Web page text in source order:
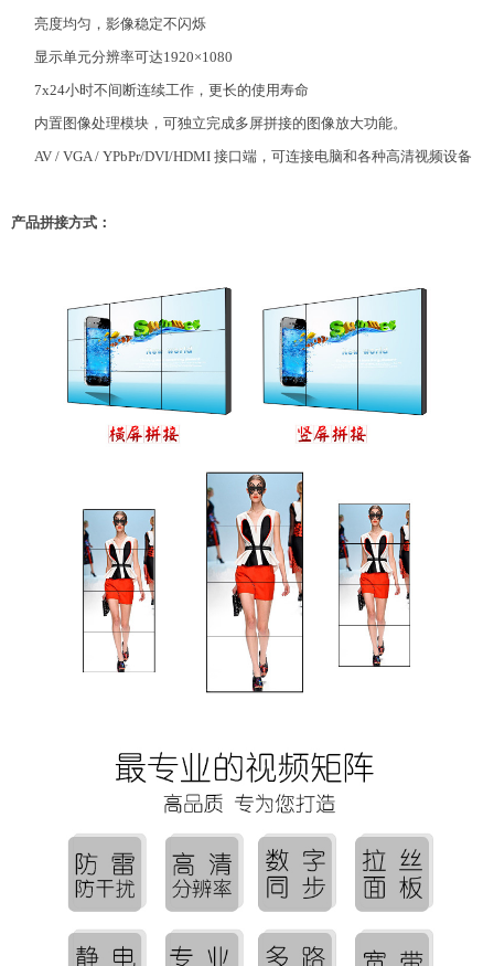
亮度均匀，影像稳定不闪烁
显示单元分辨率可达1920×1080
7x24小时不间断连续工作，更长的使用寿命
内置图像处理模块，可独立完成多屏拼接的图像放大功能。
AV / VGA / YPbPr/DVI/HDMI 接口端，可连接电脑和各种高清视频设备
产品拼接方式：